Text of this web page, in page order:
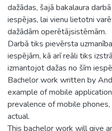
dažādas, šajā bakalaura
iespējas, lai vienu lietotni
dažādām operētājsistēmām.
Darbā tiks pievērsta
iespējām, kā arī reāli tiks
izmantojot dažas no šīm
Bachelor work written by
example of mobile
prevalence of mobile
actual.
This bachelor work will give